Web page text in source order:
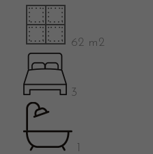
62 m2
3
1